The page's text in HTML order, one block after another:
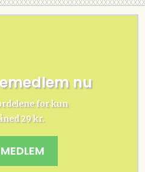
nu
for kun
29 kr.